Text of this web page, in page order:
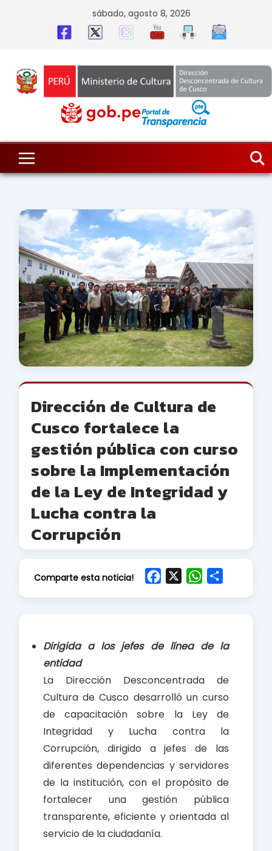
sábado, agosto 8, 2026
Dirección de Cultura de
Cusco fortalece la
gestión pública con curso
sobre la Implementación
de la Ley de Integridad y
Lucha contra la
Corrupción
Comparte esta noticia!
k
W
p
e
Dirigida a los jefes de línea de la
entidad
La Dirección Desconcentrada de
Cultura de Cusco desarrolló un curso
de capacitación sobre la Ley de
Integridad y Lucha contra la
Corrupción, dirigido a jefes de las
diferentes dependencias y servidores
de la institución, con el propósito de
fortalecer una gestión pública
transparente, eficiente y orientada al
servicio de la ciudadanía.